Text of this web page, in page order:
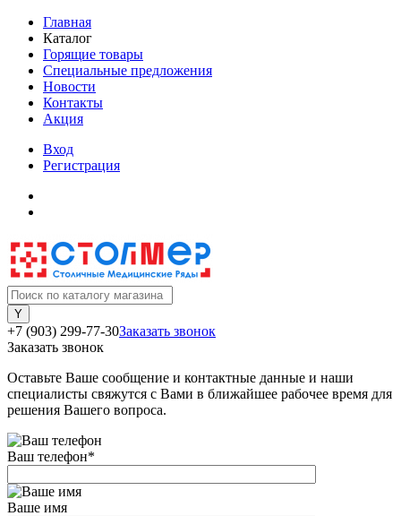
Главная
Каталог
Горящие товары
Специальные предложения
Новости
Контакты
Акция
Вход
Регистрация
+7 (903) 299-77-30Заказать звонок
Заказать звонок
Оставьте Ваше сообщение и контактные данные и наши
специалисты свяжутся с Вами в ближайшее рабочее время для
решения Вашего вопроса.
Ваш телефон*
Ваше имя